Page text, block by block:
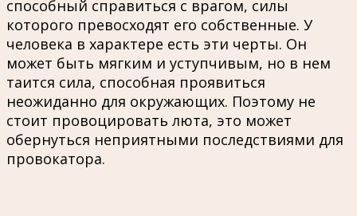
способный справиться с врагом, силы
которого превосходят его собственные. У
человека в характере есть эти черты. Он
может быть мягким и уступчивым, но в нем
таится сила, способная проявиться
неожиданно для окружающих. Поэтому не
стоит провоцировать люта, это может
обернуться неприятными последствиями для
провокатора.